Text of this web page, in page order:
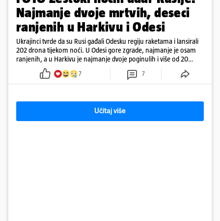
Najmanje dvoje mrtvih, deseci
ranjenih u Harkivu i Odesi
Ukrajinci tvrde da su Rusi gađali Odesku regiju raketama i lansirali
202 drona tijekom noći. U Odesi gore zgrade, najmanje je osam
ranjenih, a u Harkivu je najmanje dvoje poginulih i više od 20
ranjenih. Jedan projektil raznio je nekoliko katova zgrade.
7 7
Učitaj više